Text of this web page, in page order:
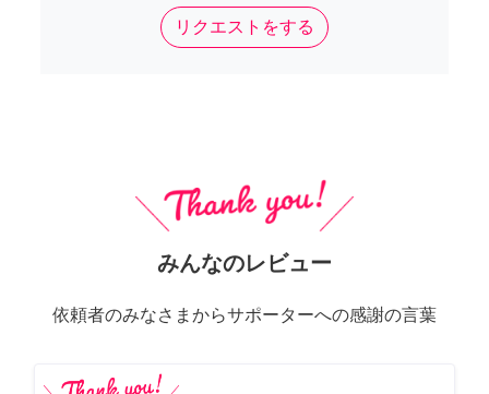
リクエストをする
みんなのレビュー
依頼者のみなさまからサポーターへの感謝の言葉